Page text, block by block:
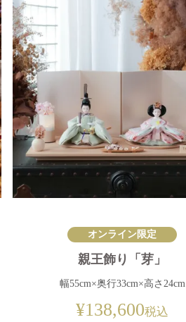
オンライン限定
親王飾り「芽」
幅55cm×奥行33cm×高さ24cm
¥138,600税込